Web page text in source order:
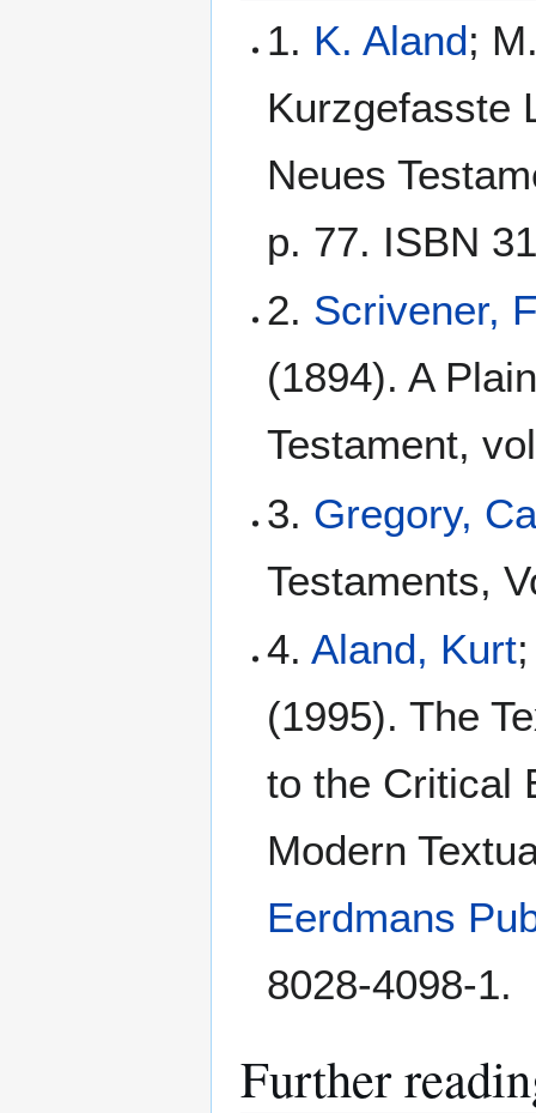
1. K. Aland;
Kurzgefasste
Neues
p. 77. ISBN
2. Scrivener,
(1894). A
Testament,
3. Gregory,
Testaments,
4.Aland, Kurt
(1995). The
to the Critical
Modern
Eerdmans
8028-4098-1.
Further